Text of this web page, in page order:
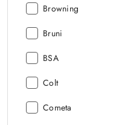
Producent:
Browning
Producent:
Bruni
Producent:
BSA
Producent:
Colt
Producent:
Cometa